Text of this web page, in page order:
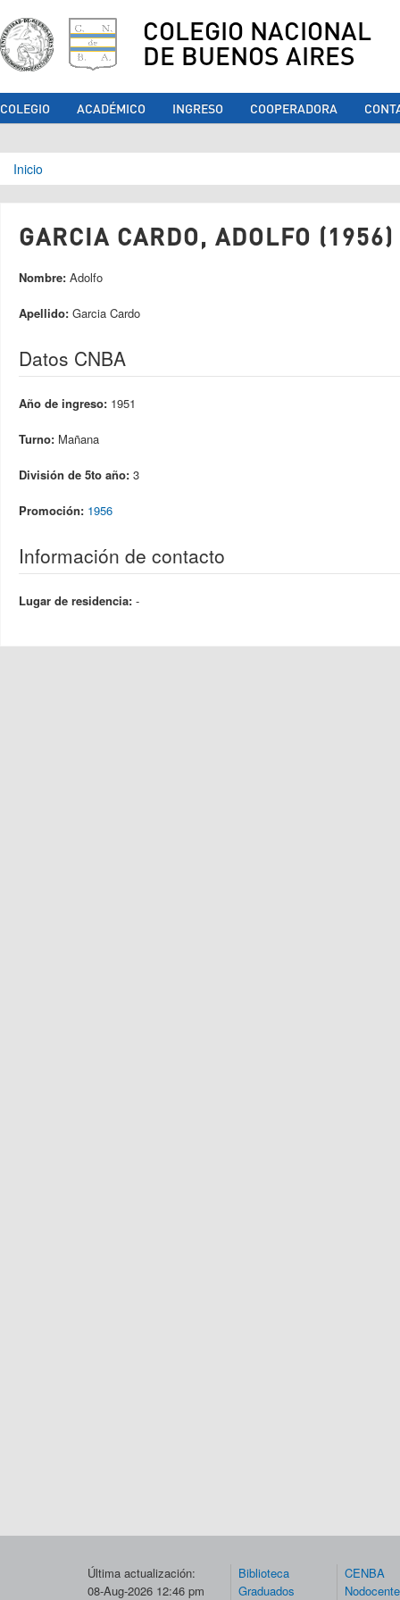
COLEGIO NACIONAL
DE BUENOS AIRES
COLEGIO ACADÉMICO INGRESO COOPERADORA
Se encuentra usted aquí
Inicio
GARCIA CARDO, ADOLFO (1956)
Nombre: Adolfo
Apellido: Garcia Cardo
Datos CNBA
Año de ingreso: 1951
Turno: Mañana
División de 5to año: 3
Promoción: 1956
Información de contacto
Lugar de residencia: -
Última actualización:
08-Aug-2026 12:46 pm
Biblioteca
Graduados
CENBA